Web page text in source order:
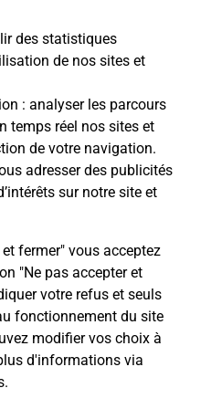
des statistiques
de nos sites et
: analyser les parcours
temps réel nos sites et
de votre navigation.
adresser des publicités
sur notre site et
fermer" vous acceptez
"Ne pas accepter et
votre refus et seuls
fonctionnement du site
modifier vos choix à
d'informations via
.
Poste
à 09h00
Gard